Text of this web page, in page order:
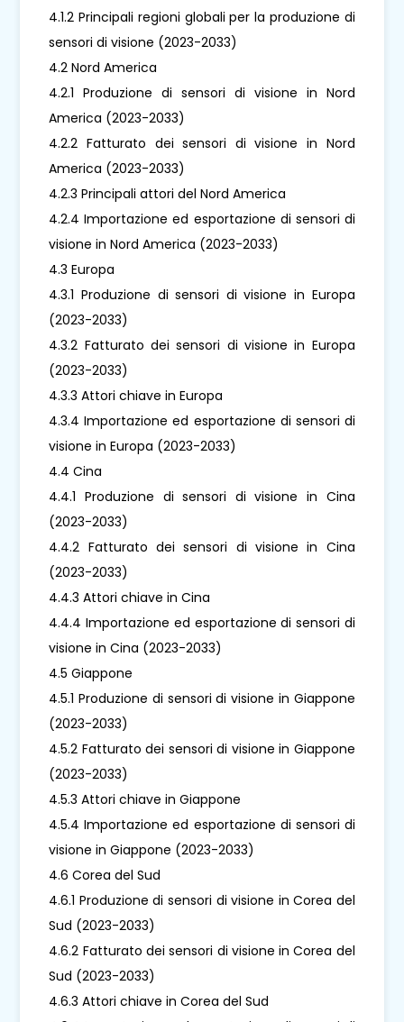
4.1.2 Principali regioni globali per la produzione di
sensori di visione (2023-2033)
4.2 Nord America
4.2.1 Produzione di sensori di visione in Nord
America (2023-2033)
4.2.2 Fatturato dei sensori di visione in Nord
America (2023-2033)
4.2.3 Principali attori del Nord America
4.2.4 Importazione ed esportazione di sensori di
visione in Nord America (2023-2033)
4.3 Europa
4.3.1 Produzione di sensori di visione in Europa
(2023-2033)
4.3.2 Fatturato dei sensori di visione in Europa
(2023-2033)
4.3.3 Attori chiave in Europa
4.3.4 Importazione ed esportazione di sensori di
visione in Europa (2023-2033)
4.4 Cina
4.4.1 Produzione di sensori di visione in Cina
(2023-2033)
4.4.2 Fatturato dei sensori di visione in Cina
(2023-2033)
4.4.3 Attori chiave in Cina
4.4.4 Importazione ed esportazione di sensori di
visione in Cina (2023-2033)
4.5 Giappone
4.5.1 Produzione di sensori di visione in Giappone
(2023-2033)
4.5.2 Fatturato dei sensori di visione in Giappone
(2023-2033)
4.5.3 Attori chiave in Giappone
4.5.4 Importazione ed esportazione di sensori di
visione in Giappone (2023-2033)
4.6 Corea del Sud
4.6.1 Produzione di sensori di visione in Corea del
Sud (2023-2033)
4.6.2 Fatturato dei sensori di visione in Corea del
Sud (2023-2033)
4.6.3 Attori chiave in Corea del Sud